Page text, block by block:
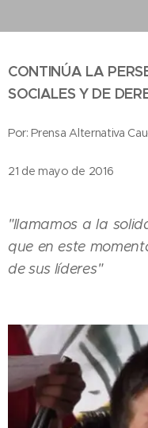
CONTINÚA LA
SOCIALES Y DE
Por: Prensa Alternativa
21 de mayo de 2016
"llamamos a la
que en este
de sus líderes"